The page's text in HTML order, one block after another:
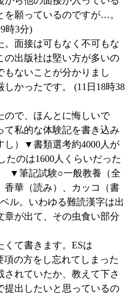
を願っているのですが…。
時3分)
。面接は可もなく不可もな
の出版社は堅い方が多いの
もないことが分かりまし
かったです。 (11日18時38
ので、ほんとに悔しいで
て私的な体験記を書き込み
し）▼書類選考約4000人が
たのは1600人くらいだった
筆記試験○一般教養（全
香華（読み）、カッコ（書
ル。いわゆる難読漢字は出
章が出て、その虫食い部分
くて書きます。ESは
項の方をし忘れてしまった
れていたか、教えて下さ
提出したいと思っているの